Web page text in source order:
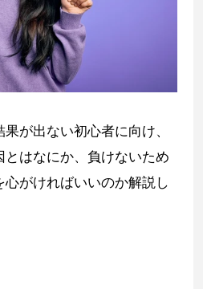
が出ない初心者に向け、
とはなにか、負けないため
がければいいのか解説し